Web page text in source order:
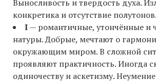
Выносливость и твердость духа.
конкретика и отсутствие полутонов.
I— романтичные, утончённые и
натуры. Добрые, мечтают о
окружающим миром. В сложной
проявляют практичность. Иногда
одиночеству и аскетизму.